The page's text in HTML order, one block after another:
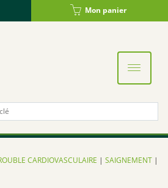
Mon panier
:
CARDIOVASCULAIRE |SAIGNEMENT |